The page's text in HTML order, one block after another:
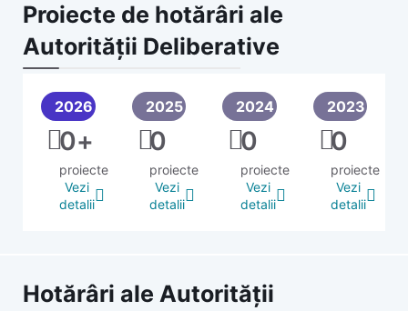
Proiecte de hotărâri ale
Autorității Deliberative
2026
proiecte
0+
Vezi
detalii
2025
proiecte
0
Vezi
detalii
2024
proiecte
0
Vezi
detalii
2023
proiecte
0
Vezi
detalii
Hotărâri ale Autorității